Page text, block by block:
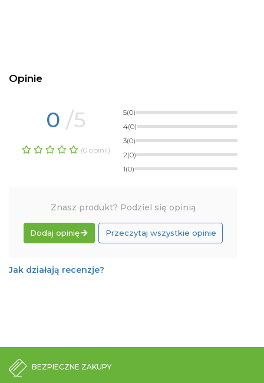
Opinie
0 /5
(0 opinii)
5(0)
4(0)
3(0)
2(0)
1(0)
Znasz produkt? Podziel się opinią
Dodaj opinię Przeczytaj wszystkie opinie
Jak działają recenzje?
BEZPIECZNE ZAKUPY